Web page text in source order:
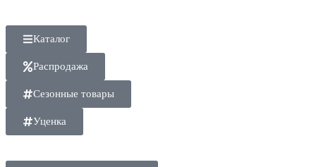
Каталог
Распродажа
Сезонные товары
Уценка